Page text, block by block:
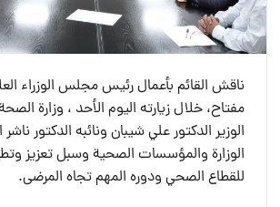
ناقش القائم بأعمال رئيس مجلس الوزراء
مفتاح، خلال زيارته اليوم الأحد ، وزارة
الوزير الدكتور علي شيبان ونائبه الدكتور
الوزارة والمؤسسات الصحية وسبل تعزيز
للقطاع الصحي ودوره المهم تجاه المرضى.